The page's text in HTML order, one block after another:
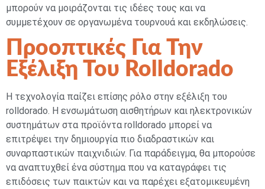
μπορούν να μοιράζονται τις ιδέες τους και να
συμμετέχουν σε οργανωμένα τουρνουά και εκδηλώσεις.
Προοπτικές Για Την
Εξέλιξη Του Rolldorado
Η τεχνολογία παίζει επίσης ρόλο στην εξέλιξη του
rolldorado. Η ενσωμάτωση αισθητήρων και ηλεκτρονικών
συστημάτων στα προϊόντα rolldorado μπορεί να
επιτρέψει την δημιουργία πιο διαδραστικών και
συναρπαστικών παιχνιδιών. Για παράδειγμα, θα μπορούσε
να αναπτυχθεί ένα σύστημα που να καταγράφει τις
επιδόσεις των παικτών και να παρέχει εξατομικευμένη